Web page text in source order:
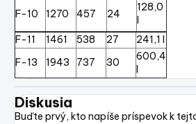
F-10 1270 457 24
128,0
F-11
1461 538 27
241,1 l
F-13
1943 737 30
600,4
Diskusia
Buďte prvý, kto napíše príspevok k